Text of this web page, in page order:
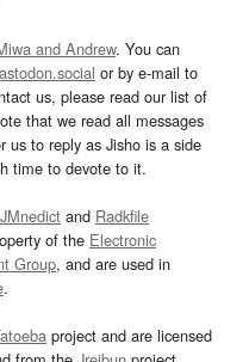
and Andrew. You can
or by e-mail to
us, please read our list of
that we read all messages
to reply as Jisho is a side
time to devote to it.
JMnedict and Radkfile
of the Electronic
Group, and are used in
.
project and are licensed